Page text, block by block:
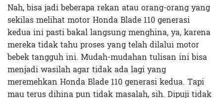
Nah, bisa jadi beberapa rekan atau orang-orang yang
sekilas melihat motor Honda Blade 110 generasi
kedua ini pasti bakal langsung menghina, ya, karena
mereka tidak tahu proses yang telah dilalui motor
bebek tangguh ini. Mudah-mudahan tulisan ini bisa
menjadi wasilah agar tidak ada lagi yang
meremehkan Honda Blade 110 generasi kedua. Tapi
mau terus dihina pun tidak masalah, sih. Dipuji tidak